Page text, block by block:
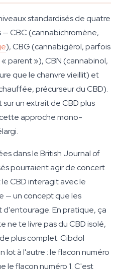
standardisés de quatre
CBC (cannabichromène,
), CBG (cannabigérol, parfois
parent »), CBN (cannabinol,
que le chanvre vieillit) et
précurseur du CBD).
un extrait de CBD plus
approche mono-
dans le British Journal of
pourraient agir de concert
CBD interagit avec le
— un concept que les
En pratique, ça
te livre pas du CBD isolé,
plus complet. Cibdol
lot à l'autre : le flacon numéro
le flacon numéro 1. C'est